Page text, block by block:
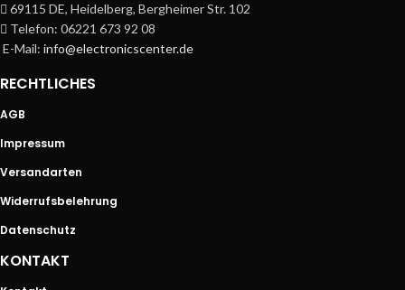
69115 DE, Heidelberg, Bergheimer Str. 102
Telefon: 06221 673 92 08
E-Mail:info@electronicscenter.de
RECHTLICHES
AGB
Impressum
Versandarten
Widerrufsbelehrung
Datenschutz
KONTAKT